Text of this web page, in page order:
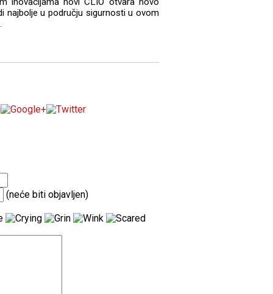
najbolje u području sigurnosti u ovom
(neće biti objavljen)